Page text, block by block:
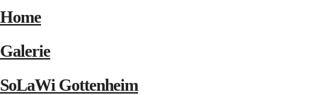
Home
Galerie
SoLaWi Gottenheim